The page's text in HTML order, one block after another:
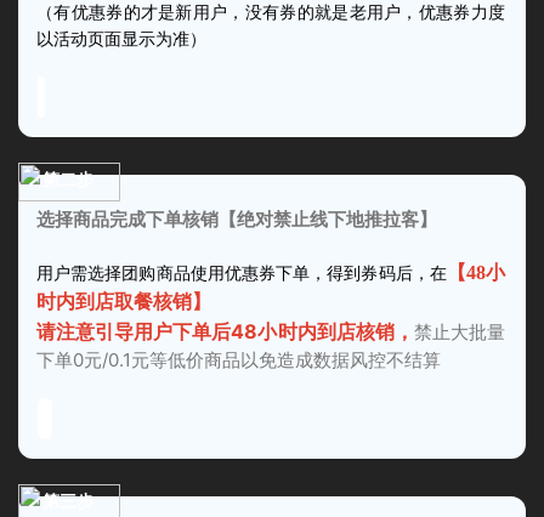
（有优惠券的才是新用户，没有券的就是老用户，优惠券力度
以活动页面显示为准）
第二步
选择商品完成下单核销【绝对禁止线下地推拉客】
用户需选择团购商品使用优惠券下单，得到券码后，在【48小
时内到店取餐核销】
请注意引导用户下单后48小时内到店核销， 禁止大批量
下单0元/0.1元等低价商品以免造成数据风控不结算
第三步